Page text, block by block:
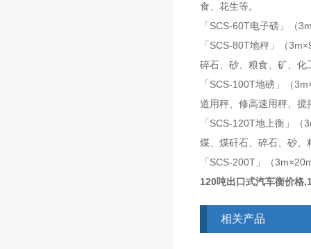
食、花生等。
「SCS-60T电子磅」（
「SCS-80T地秤」（
碎石、砂、粮食、矿、化
「SCS-100T地磅」（
道用秤、修高速用秤、
「SCS-120T地上衡」
煤、煤矸石、碎石、砂
「SCS-200T」（
120吨出口式汽车衡价格,
相关产品